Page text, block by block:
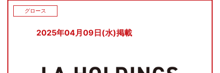
2025年04月09日(水)掲載
グロース